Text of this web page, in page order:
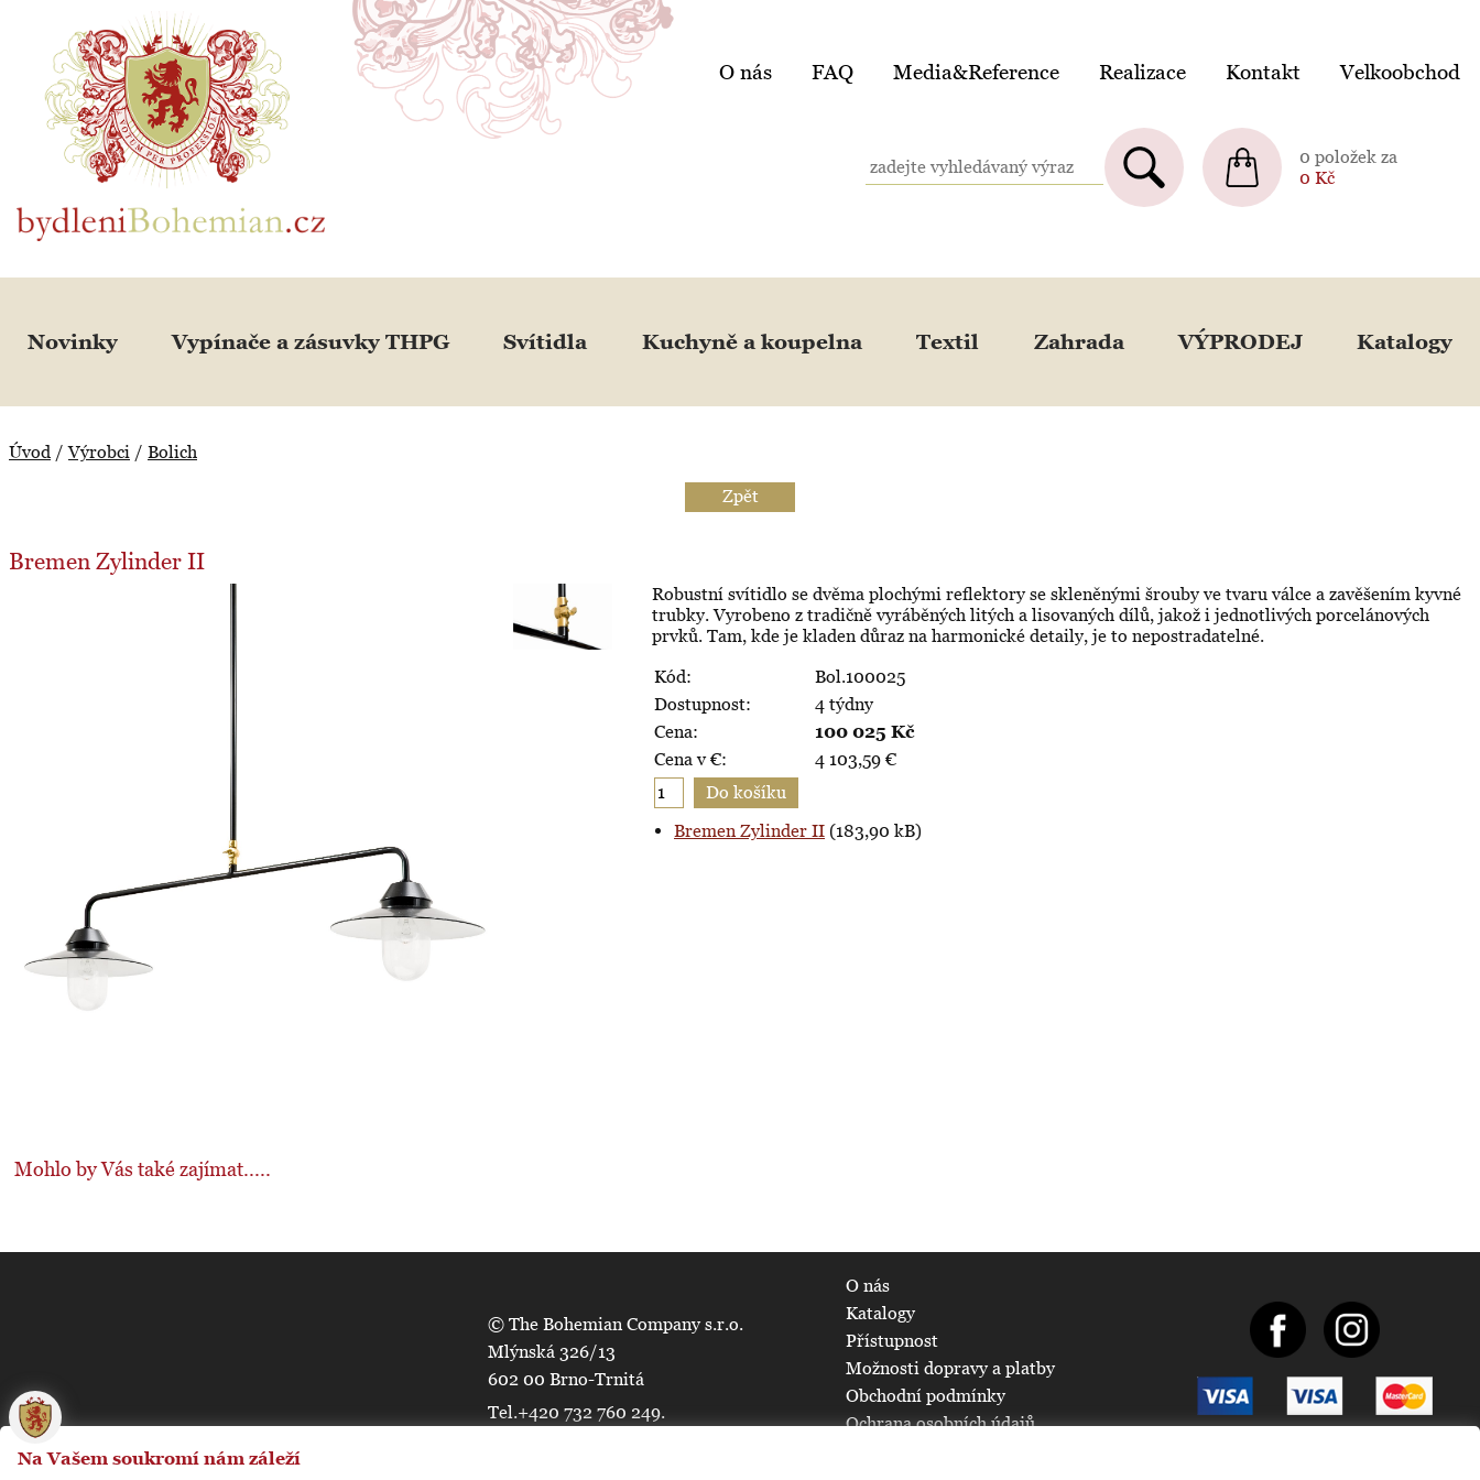
BydleniBohemian.cz
O nás FAQ Media&Reference Realizace Kontakt Velkoobchod
0 položek za
0 Kč
Novinky Vypínače a zásuvky THPG Svítidla Kuchyně a koupelna Textil Zahrada VÝPRODEJ Katalogy
Úvod /Výrobci / Bolich
Zpět
Bremen Zylinder II
Robustní svítidlo se dvěma plochými reflektory se skleněnými šrouby ve tvaru válce a zavěšením kyvné
trubky. Vyrobeno z tradičně vyráběných litých a lisovaných dílů, jakož i jednotlivých porcelánových
prvků. Tam, kde je kladen důraz na harmonické detaily, je to nepostradatelné.
Kód:
Bol.100025
Dostupnost:
4 týdny
Cena:
100 025 Kč
Cena v €:
4 103,59 €
Bremen Zylinder II (183,90 kB)
Mohlo by Vás také zajímat.....
© The Bohemian Company s.r.o.
Mlýnská 326/13
602 00 Brno-Trnitá
Tel.+420 732 760 249.
O nás
Katalogy
Přístupnost
Možnosti dopravy a platby
Obchodní podmínky
Ochrana osobních údajů
🍪
Na Vašem soukromí nám záleží